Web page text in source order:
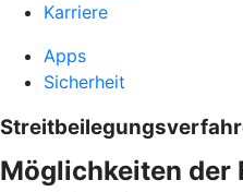
Karriere
Apps
Sicherheit
Möglichkeiten der